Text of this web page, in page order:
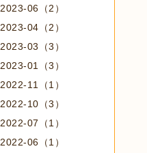
2023-06（2）
2023-04（2）
2023-03（3）
2023-01（3）
2022-11（1）
2022-10（3）
2022-07（1）
2022-06（1）